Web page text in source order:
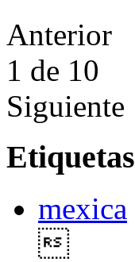
Anterior
1 de 10
Siguiente
Etiquetas
mexica